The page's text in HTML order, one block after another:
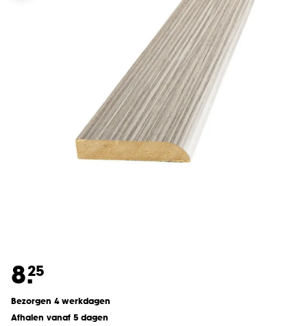
8.25
Bezorgen 4 werkdagen
Afhalen vanaf 5 dagen